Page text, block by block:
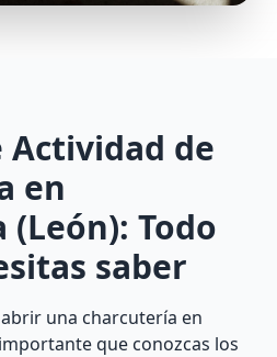
Actividad de
en
Todo
saber
una charcutería en
que conozcas los